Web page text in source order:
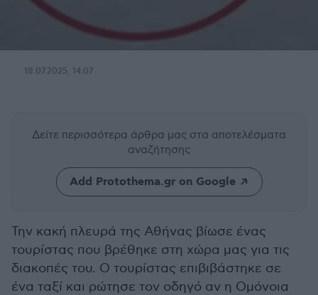
18.07.2025, 14:07
Δείτε περισσότερα άρθρα μας στα αποτελέσματα
αναζήτησης
Add Protothema.gr on Google
Την κακή πλευρά της Αθήνας βίωσε ένας
τουρίστας που βρέθηκε στη χώρα μας για τις
διακοπές του. Ο τουρίστας επιβιβάστηκε σε
ένα ταξί και ρώτησε τον οδηγό αν η Ομόνοια